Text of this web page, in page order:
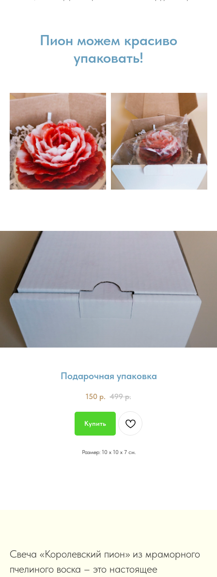
Пион можем красиво
упаковать!
Подарочная упаковка
150 р. 499 р.
Купить
Размер: 10 х 10 х 7 см.
Свеча «Королевский пион» из мраморного
пчелиного воска – это настоящее